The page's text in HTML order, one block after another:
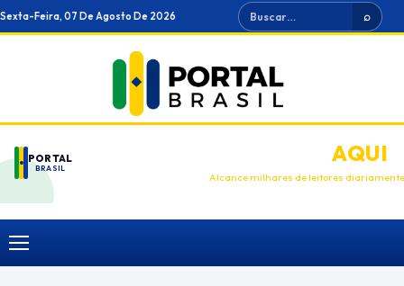
Ir
para
Sexta-Feira, 07 De Agosto De 2026 Buscar ⌕
PORTAL
BRASIL
ANUNCIEAQUI
Alcance milhares de leitores diariamente
Menu